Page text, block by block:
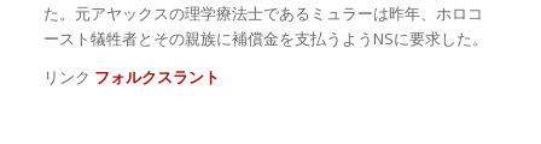
た。元アヤックスの理学療法士であるミュラーは昨年、ホロコ
ースト犠牲者とその親族に補償金を支払うようNSに要求した。
リンク フォルクスラント